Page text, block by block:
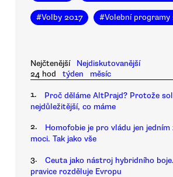
#Volby 2017 #Volební programy
Nejčtenější
Nejdiskutovanější
24 hod
týden měsíc
1.
Proč děláme AltPrajd? Protože
nejdůležitější, co máme
2.
Homofobie je pro vládu jen
moci. Tak jako vše
3.
Ceuta jako nástroj hybridního
pravice rozděluje Evropu